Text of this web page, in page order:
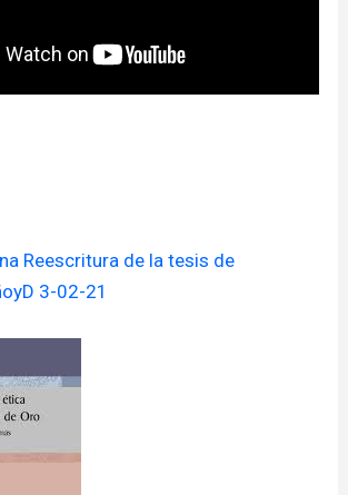
Reescritura de la tesis de
3-02-21